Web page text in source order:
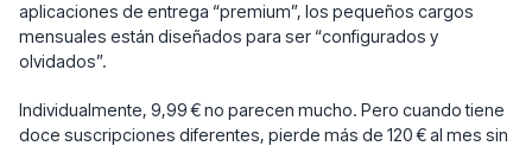
aplicaciones de entrega “premium”, los pequeños cargos
mensuales están diseñados para ser “configurados y
olvidados”.
Individualmente, 9,99 € no parecen mucho. Pero cuando tiene
doce suscripciones diferentes, pierde más de 120 € al mes sin